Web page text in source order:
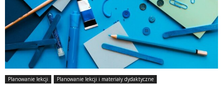
Planowanie lekcji Planowanie lekcji i materiały dydaktyczne